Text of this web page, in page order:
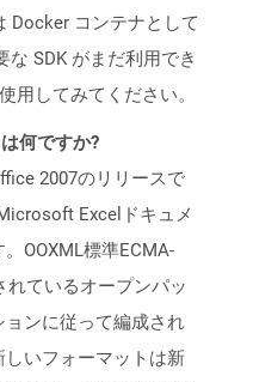
Docker コンテナとして
な SDK がまだ利用でき
用してみてください。
何ですか?
2007のリリースで
Excelドキュメ
OOXML標準ECMA-
れているオープンパッ
ンに従って編成され
いフォーマットは新